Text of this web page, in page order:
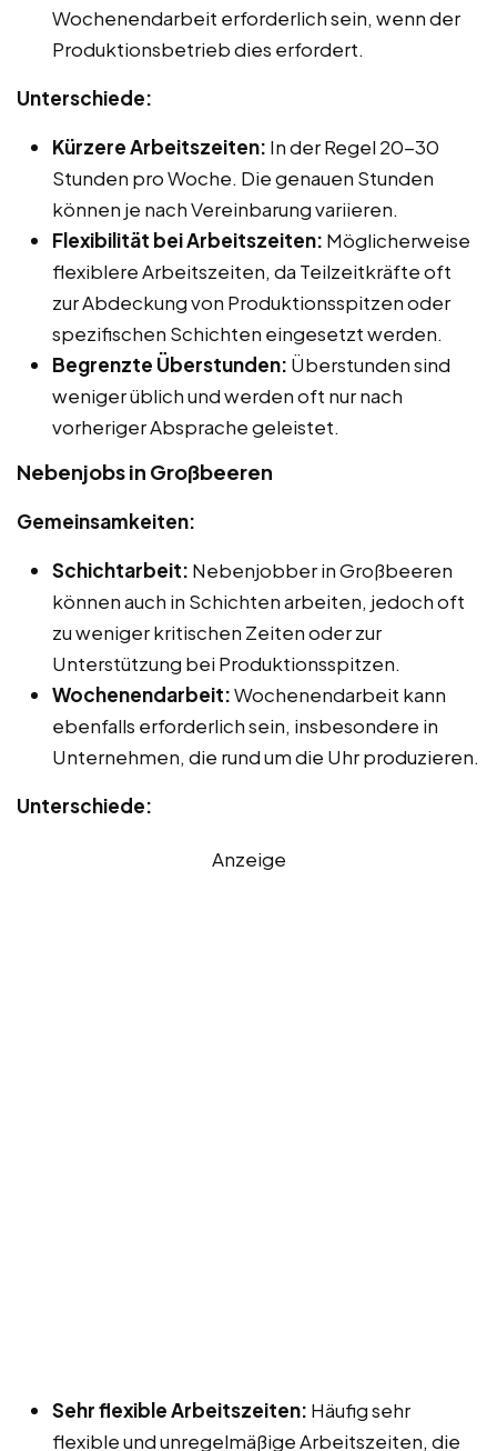
Wochenendarbeit erforderlich sein, wenn der
Produktionsbetrieb dies erfordert.
Unterschiede:
Kürzere Arbeitszeiten: In der Regel 20-30
Stunden pro Woche. Die genauen Stunden
können je nach Vereinbarung variieren.
Flexibilität bei Arbeitszeiten: Möglicherweise
flexiblere Arbeitszeiten, da Teilzeitkräfte oft
zur Abdeckung von Produktionsspitzen oder
spezifischen Schichten eingesetzt werden.
Begrenzte Überstunden: Überstunden sind
weniger üblich und werden oft nur nach
vorheriger Absprache geleistet.
Nebenjobs in Großbeeren
Gemeinsamkeiten:
Schichtarbeit: Nebenjobber in Großbeeren
können auch in Schichten arbeiten, jedoch oft
zu weniger kritischen Zeiten oder zur
Unterstützung bei Produktionsspitzen.
Wochenendarbeit:Wochenendarbeit kann
ebenfalls erforderlich sein, insbesondere in
Unternehmen, die rund um die Uhr produzieren.
Unterschiede:
Anzeige
Sehr flexible Arbeitszeiten: Häufig sehr
flexible und unregelmäßige Arbeitszeiten, die